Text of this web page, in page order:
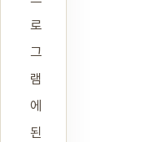
로
그
램
에
된